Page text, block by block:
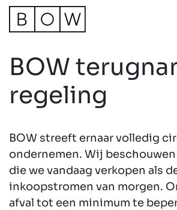
Overslaan naar inhoud
BOW
regeling
BOW streeft ernaar volledig
ondernemen. Wij
die we vandaag verkopen als
inkoopstromen van morgen.
afval tot een minimum te